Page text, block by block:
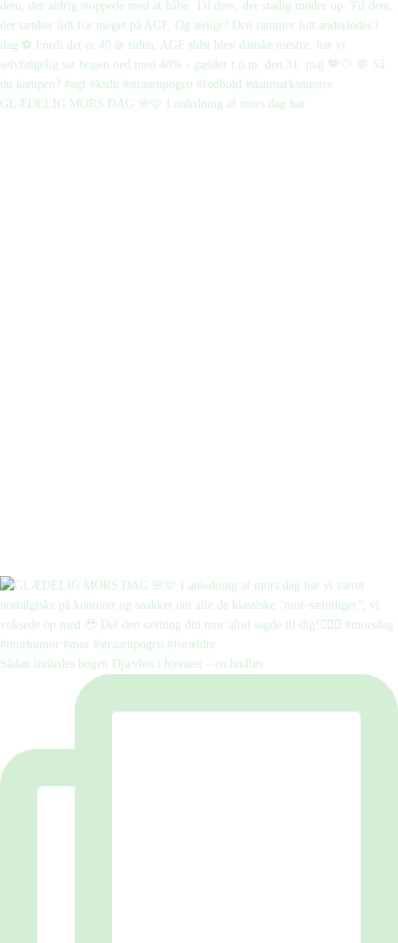
GLÆDELIG MORS DAG 🌸🩷 I anledning af mors dag har
Sådan indledes bogen Djævlen i hjernen – en hudløs